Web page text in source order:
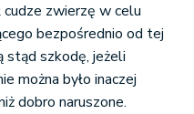
cudze zwierzę w celu
bezpośrednio od tej
stąd szkodę, jeżeli
można było inaczej
dobro naruszone.